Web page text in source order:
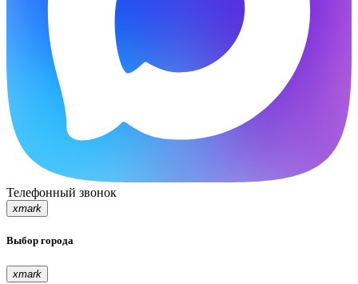
Телефонный звонок
xmark
Выбор города
xmark